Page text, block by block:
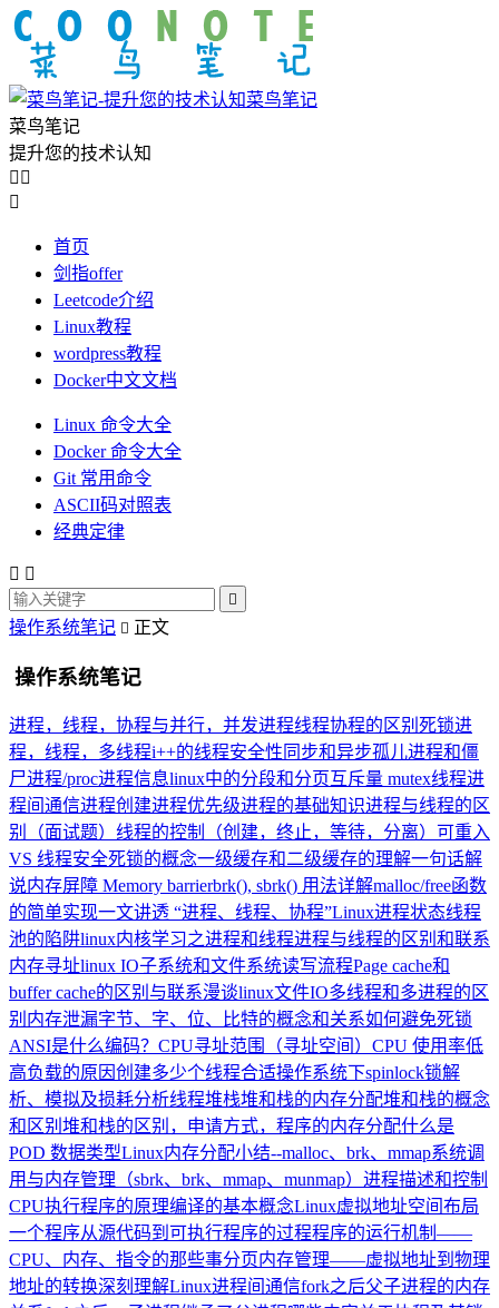
菜鸟笔记
菜鸟笔记
提升您的技术认知
 

首页
剑指offer
Leetcode介绍
Linux教程
wordpress教程
Docker中文文档
Linux 命令大全
Docker 命令大全
Git 常用命令
ASCII码对照表
经典定律
 

操作系统笔记  正文
操作系统笔记
进程，线程，协程与并行，并发进程线程协程的区别 死锁进
程，线程，多线程i++的线程安全性 同步和异步孤儿进程和僵
尸进程/proc进程信息linux中的分段和分页互斥量 mutex线程进
程间通信进程创建进程优先级进程的基础知识进程与线程的区
别（面试题） 线程的控制（创建，终止，等待，分离） 可重入
VS 线程安全死锁的概念一级缓存和二级缓存的理解一句话解
说内存屏障 Memory barrierbrk(), sbrk() 用法详解malloc/free函数
的简单实现一文讲透 “进程、线程、协程”Linux进程状态线程
池的陷阱linux内核学习之进程和线程进程与线程的区别和联系
内存寻址linux IO子系统和文件系统读写流程Page cache和
buffer cache的区别与联系漫谈linux文件IO多线程和多进程的区
别 内存泄漏字节、字、位、比特的概念和关系如何避免死锁
ANSI是什么编码？ CPU寻址范围（寻址空间） CPU 使用率低
高负载的原因创建多少个线程合适操作系统下spinlock锁解
析、模拟及损耗分析线程堆栈堆和栈的内存分配堆和栈的概念
和区别 堆和栈的区别，申请方式，程序的内存分配什么是
POD 数据类型Linux内存分配小结--malloc、brk、mmap系统调
用与内存管理（sbrk、brk、mmap、munmap） 进程描述和控制
CPU执行程序的原理编译的基本概念Linux虚拟地址空间布局
一个程序从源代码到可执行程序的过程程序的运行机制——
CPU、内存、指令的那些事分页内存管理——虚拟地址到物理
地址的转换深刻理解Linux进程间通信fork之后父子进程的内存